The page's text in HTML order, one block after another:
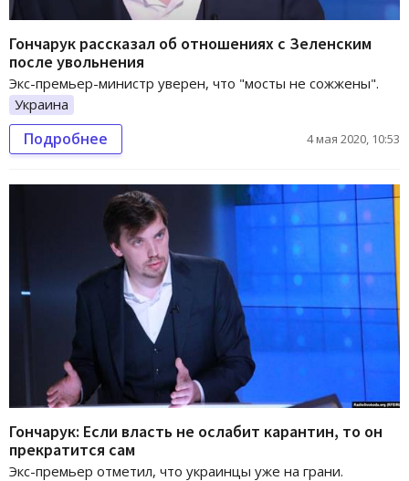
Гончарук рассказал об отношениях с Зеленским
после увольнения
Экс-премьер-министр уверен, что "мосты не сожжены".
Украина
Подробнее 4 мая 2020, 10:53
Гончарук: Если власть не ослабит карантин, то он
прекратится сам
Экс-премьер отметил, что украинцы уже на грани.